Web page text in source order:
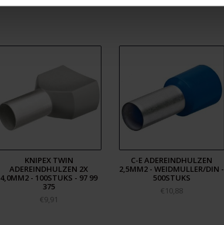
KNIPEX TWIN
ADEREINDHULZEN 2X
4,0MM2 - 100STUKS - 97 99
375
€9,91
C-E ADEREINDHULZEN
2,5MM2 - WEIDMULLER/DIN -
500STUKS
€10,88